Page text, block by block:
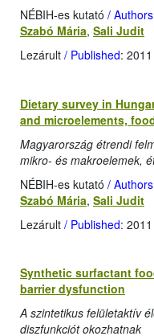
NÉBIH-es kutató /
Szabó Mária, Sali Judit
Lezárult / Published: 2011
Dietary survey in
and microelements,
Magyarország étrendi
mikro- és makroelemek,
NÉBIH-es kutató /
Szabó Mária, Sali Judit
Lezárult / Published: 2011
Synthetic surfactant
barrier dysfunction
A szintetikus felületaktív
diszfunkciót okozhatnak